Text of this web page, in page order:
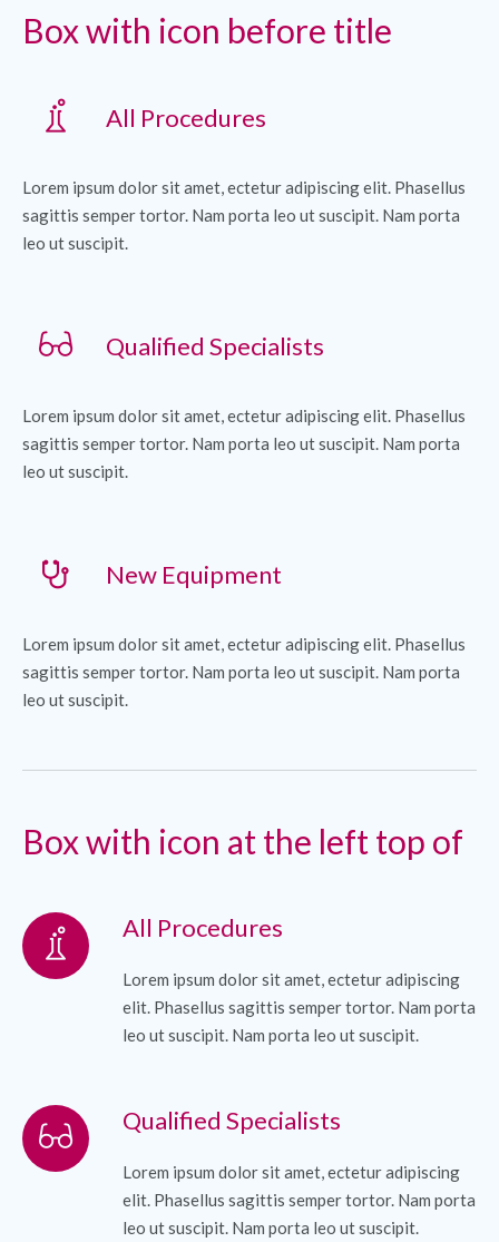
Box with icon before title
All Procedures
Lorem ipsum dolor sit amet, ectetur adipiscing elit. Phasellus
sagittis semper tortor. Nam porta leo ut suscipit. Nam porta
leo ut suscipit.
Qualified Specialists
Lorem ipsum dolor sit amet, ectetur adipiscing elit. Phasellus
sagittis semper tortor. Nam porta leo ut suscipit. Nam porta
leo ut suscipit.
New Equipment
Lorem ipsum dolor sit amet, ectetur adipiscing elit. Phasellus
sagittis semper tortor. Nam porta leo ut suscipit. Nam porta
leo ut suscipit.
Box with icon at the left top of
All Procedures
Lorem ipsum dolor sit amet, ectetur adipiscing
elit. Phasellus sagittis semper tortor. Nam porta
leo ut suscipit. Nam porta leo ut suscipit.
Qualified Specialists
Lorem ipsum dolor sit amet, ectetur adipiscing
elit. Phasellus sagittis semper tortor. Nam porta
leo ut suscipit. Nam porta leo ut suscipit.